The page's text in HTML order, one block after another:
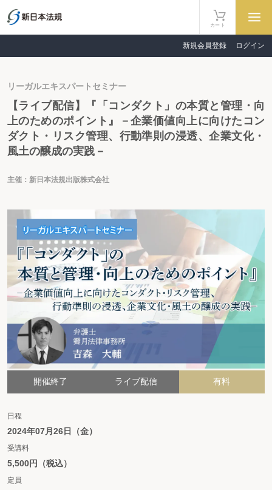
カート
新規会員登録 ログイン
リーガルエキスパートセミナー
【ライブ配信】『「コンダクト」の本質と管理・向
上のためのポイント』－企業価値向上に向けたコン
ダクト・リスク管理、行動準則の浸透、企業文化・
風土の醸成の実践－
主催：新日本法規出版株式会社
開催終了 ライブ配信 有料
日程
2024年07月26日（金）
受講料
5,500円（税込）
定員